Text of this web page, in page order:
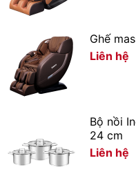
Ghế
Liên hệ
Bộ nồi
24 cm
Liên hệ